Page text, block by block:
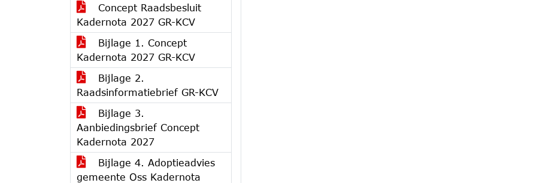
Concept Raadsbesluit
Kadernota 2027 GR-KCV
Bijlage 1. Concept
Kadernota 2027 GR-KCV
Bijlage 2.
Raadsinformatiebrief GR-KCV
Bijlage 3.
Aanbiedingsbrief Concept
Kadernota 2027
Bijlage 4. Adoptieadvies
gemeente Oss Kadernota